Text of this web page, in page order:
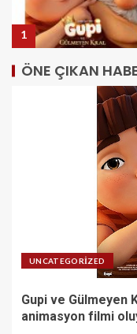
1
3
ÖNE ÇIKAN
UNCATEGORIZED
Gupi ve Gülmeyen
animasyon filmi